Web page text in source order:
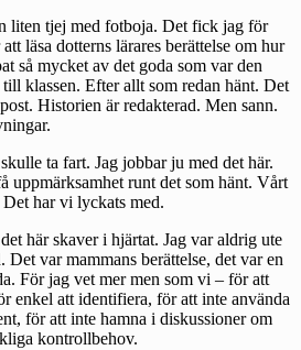
liten tjej med fotboja. Det fick jag för
läsa dotterns lärares berättelse om hur
så mycket av det goda som var den
klassen. Efter allt som redan hänt. Det
Historien är redakterad. Men sann.
ta fart. Jag jobbar ju med det här.
uppmärksamhet runt det som hänt. Vårt
har vi lyckats med.
här skaver i hjärtat. Jag var aldrig ute
var mammans berättelse, det var en
För jag vet mer men som vi – för att
enkel att identifiera, för att inte använda
för att inte hamna i diskussioner om
kontrollbehov.